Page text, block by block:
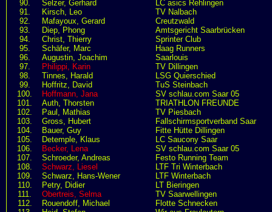
90. Selzer, Gerhard
LC asics Rehlingen
91.
Kirsch, Leo
TV Nalbach
92.
Mafayoux, Gerard
Creutzwald
93.
Diep, Phong
Amtsgericht Saarbrücken
94.
Christ, Thierry
Sprinter Club
95.
Schäfer, Marc
Haag Runners
96.
Augustin, Joachim
Saarlouis
97.
Philippi, Karin
TV Dillingen
98.
Tinnes, Harald
LSG Quierschied
99.
Hoffritz, David
TuS Steinbach
100.
Hoffmann, Jana
SV schlau.com Saar 05
101.
Auth, Thorsten
TRIATHLON FREUNDE
102.
Paul, Mathias
TV Piesbach
103.
Gross, Hubert
Fallschirmsportverband Saar
104.
Bauer, Guy
Fitte Hütte Dillingen
105.
Detemple, Klaus
LC Saucony Saar
106.
Becker, Lena
SV schlau.com Saar 05
107.
Schroeder, Andreas
Festo Running Team
108.
Schwarz, Liesel
LTF Tri Winterbach
109.
Schwarz, Hans-Wener
LTF Winterbach
110.
Petry, Didier
LT Bieringen
111.
Obertreis, Selma
TV Saarwellingen
112.
Rouendoff, Michael
Flotte Schnecken